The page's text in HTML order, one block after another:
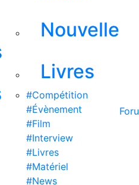
Nouvelle
Livres
#Compétition
#Évènement
#Film
#Interview
#Livres
#Matériel
#News